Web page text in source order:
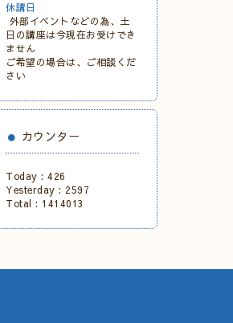
休講日
外部イベントなどの為、土
日の講座は今現在お受けでき
ません
ご希望の場合は、ご相談くだ
さい
カウンター
Today : 426
Yesterday : 2597
Total : 1414013